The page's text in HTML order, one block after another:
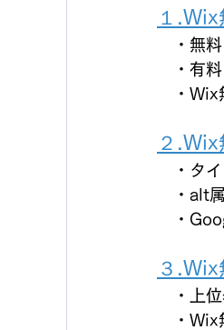
１
・無料
・有料
・Wix
２
・タイ
・alt属
・
３
・上位
・Wix